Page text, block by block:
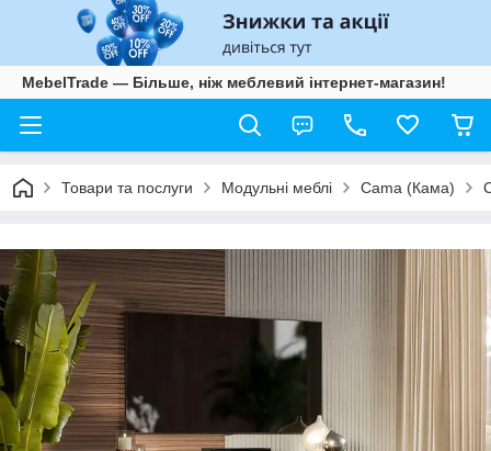
MebelTrade — Більше, ніж меблевий інтернет-магазин!
Товари та послуги Модульні меблі Cama (Кама)